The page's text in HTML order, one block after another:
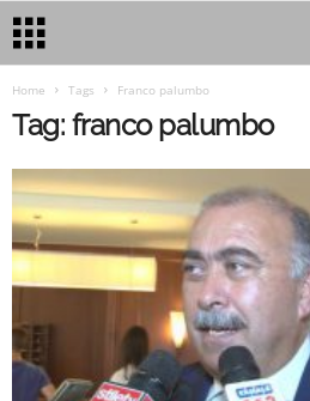
Home Tags Franco palumbo
Tag: franco palumbo